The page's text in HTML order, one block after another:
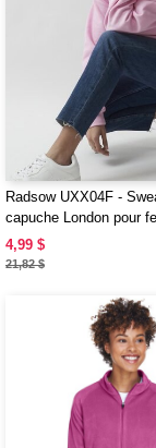
Radsow UXX04F -
capuche London pour
4,99 $
21,82 $